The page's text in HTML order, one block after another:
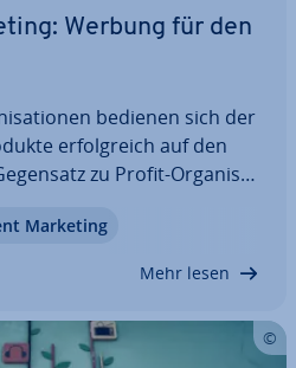
Werbung für den
bedienen sich der
er­folg­reich auf den
zu Profit-Or­ga­ni­sa­
sozialen Projekts in­ter­es­
Marketing
Mehr lesen